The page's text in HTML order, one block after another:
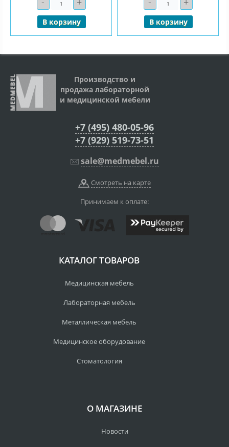
В корзину В корзину
Производство и
продажа лабораторной
и медицинской мебели
+7 (495) 480-05-96
+7 (929) 519-73-51
sale@medmebel.ru
Смотреть на карте
Принимаем к оплате:
КАТАЛОГ ТОВАРОВ
Медицинская мебель
Лабораторная мебель
Металлическая мебель
Медицинское оборудование
Стоматология
О МАГАЗИНЕ
Новости